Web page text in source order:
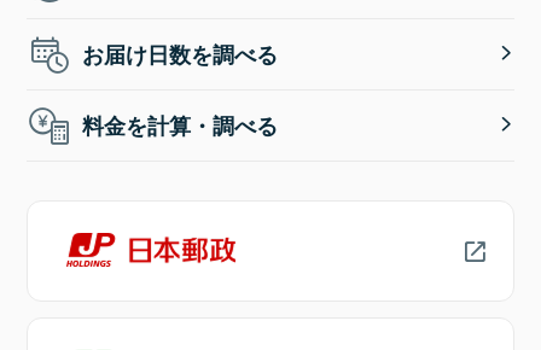
お届け日数を調べる
料金を計算・調べる